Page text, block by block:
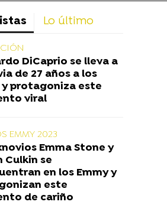
Lo último
DiCaprio se lleva a
de 27 años a los
y protagoniza este
viral
EMMY 2023
Emma Stone y
Culkin se
en los Emmy y
este
de cariño